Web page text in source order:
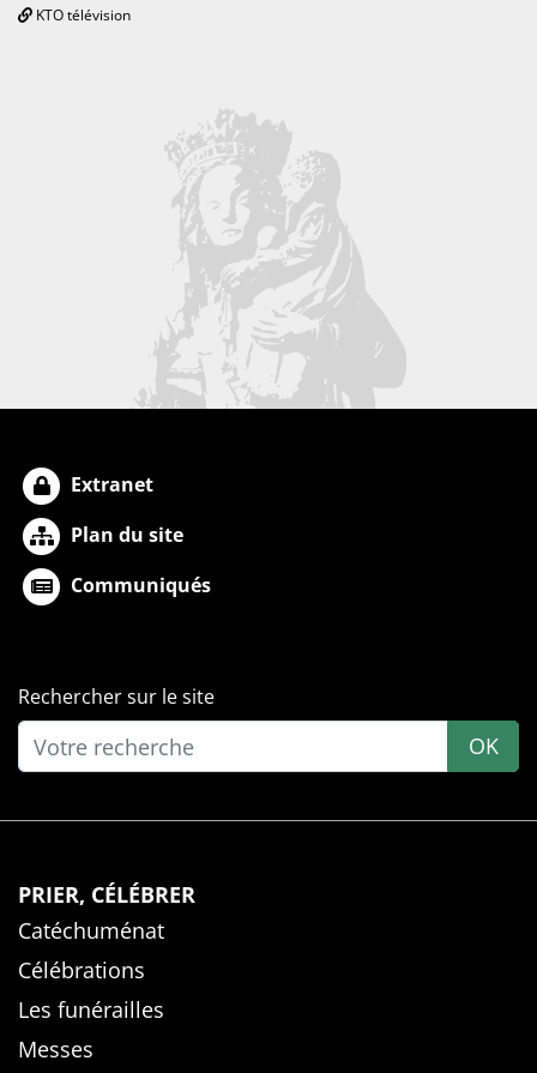
KTO télévision
Extranet
Plan du site
Communiqués
Rechercher sur le site
OK
PRIER, CÉLÉBRER
Catéchuménat
Célébrations
Les funérailles
Messes